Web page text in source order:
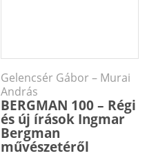
Gelencsér Gábor – Murai
András
BERGMAN 100 – Régi
és új írások Ingmar
Bergman
művészetéről